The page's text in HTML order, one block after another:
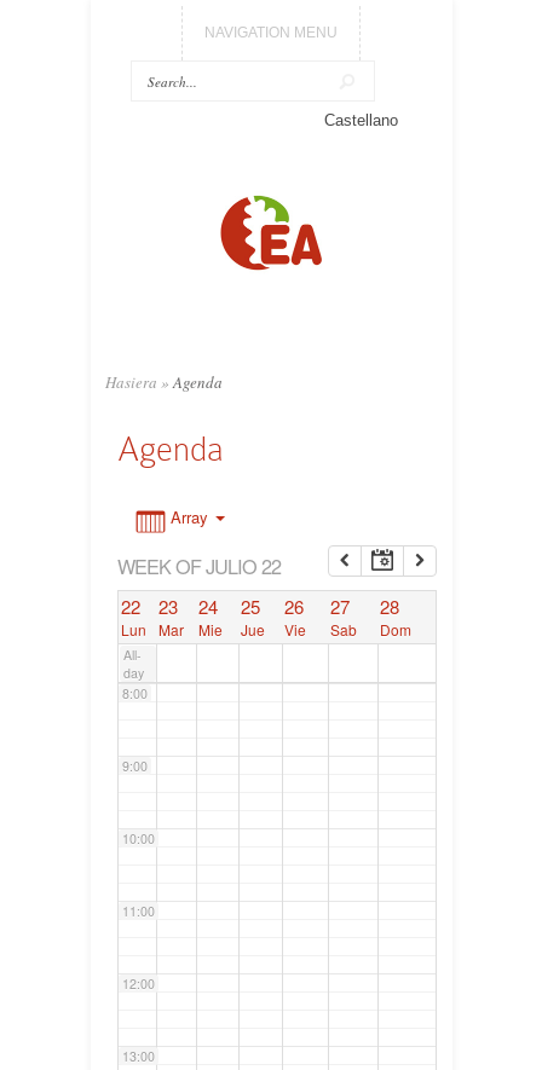
NAVIGATION MENU
Castellano
Hasiera » Agenda
Agenda
Array
WEEK OF JULIO 22
22
Lun
23
Mar
24
Mie
25
Jue
26
Vie
27
Sab
28
Dom
All-
day
7:00
8:00
9:00
10:00
11:00
12:00
13:00